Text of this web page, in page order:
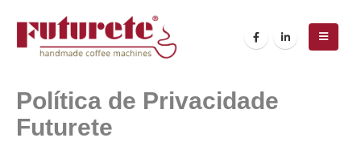
Política de Privacidade
Futurete